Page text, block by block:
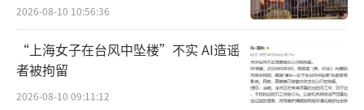
2026-08-10 10:56:36
“上海女子在台风中坠楼”不实 AI造谣
者被拘留
2026-08-10 09:11:12